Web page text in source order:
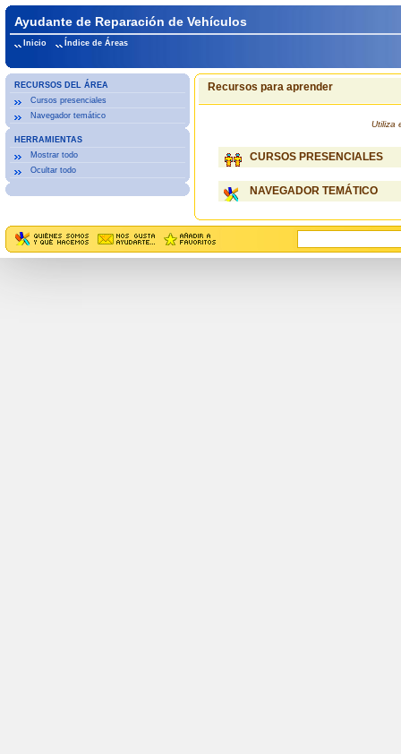
Ayudante de Reparación de Vehículos
Inicio Índice de Áreas
RECURSOS DEL ÁREA
Cursos presenciales
Navegador temático
HERRAMIENTAS
Mostrar todo
Ocultar todo
Recursos para aprender
Utiliza
CURSOS PRESENCIALES
NAVEGADOR TEMÁTICO